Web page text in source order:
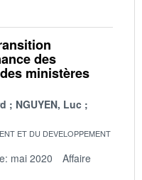
des
ministères
NGUYEN, Luc
ET DU DEVELOPPEMENT
mai 2020
Affaire